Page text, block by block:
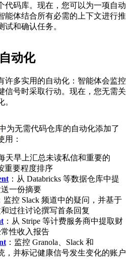
代码库。现在，您可以为一项自动
能体结合所有必需的上下文进行推
和确认任务。
动化
许多实用的自动化：智能体会监控
信号时采取行动。现在，您无需关
为无需代码仓库的自动化添加了
用：
天早上汇总未读私信和重要的
重要程度排序
：从 Databricks 等数据仓库中提
一份摘要
监控 Slack 频道中的疑问，并基于
过往讨论撰写首条回复
：从 Stripe 等计费服务商中提取财
性收入报告
：监控 Granola、Slack 和
，并标记健康信号发生变化的账户